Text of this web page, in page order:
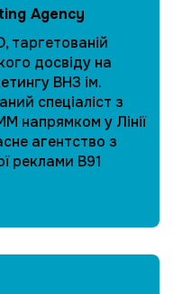
Agency
таргетованій
досвіду на
ВНЗ ім.
спеціаліст з
напрямком у Лінії
агентство з
реклами B91